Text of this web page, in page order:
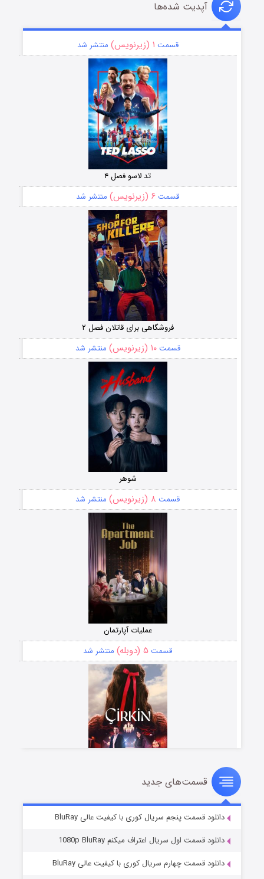
آپدیت شده‌ها
قسمت ۱ (زیرنویس) منتشر شد
تد لاسو فصل ۴
قسمت ۶ (زیرنویس) منتشر شد
فروشگاهی برای قاتلان فصل ۲
قسمت۱۰ (زیرنویس) منتشر شد
شوهر
قسمت ۸ (زیرنویس) منتشر شد
عملیات آپارتمان
قسمت ۵ (دوبله) منتشر شد
سریال زشت
قسمت۲ (زیرنویس) منتشر شد
قسمت‌های جدید
دانلود قسمت پنجم سریال کوری با کیفیت عالی BluRay
دانلود قسمت اول سریال اعتراف میکنم 1080p BluRay
دانلود قسمت چهارم سریال کوری با کیفیت عالی BluRay